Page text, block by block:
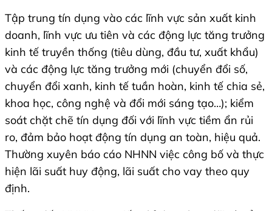
Tập trung tín dụng vào các lĩnh vực sản xuất kinh
doanh, lĩnh vực ưu tiên và các động lực tăng trưởng
kinh tế truyền thống (tiêu dùng, đầu tư, xuất khẩu)
và các động lực tăng trưởng mới (chuyển đổi số,
chuyển đổi xanh, kinh tế tuần hoàn, kinh tế chia sẻ,
khoa học, công nghệ và đổi mới sáng tạo…); kiểm
soát chặt chẽ tín dụng đối với lĩnh vực tiềm ẩn rủi
ro, đảm bảo hoạt động tín dụng an toàn, hiệu quả.
Thường xuyên báo cáo NHNN việc công bố và thực
hiện lãi suất huy động, lãi suất cho vay theo quy
định.